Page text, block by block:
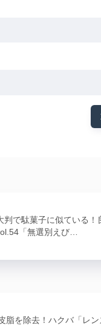
判で駄菓子に似ている！
「無選別えび…
脂を除去！ハクバ「レン